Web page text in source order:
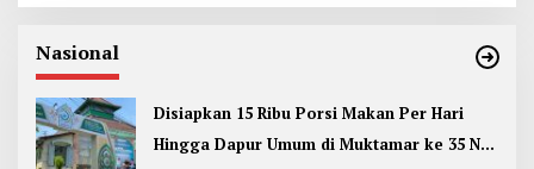
Nasional
Disiapkan 15 Ribu Porsi Makan Per Hari
Hingga Dapur Umum di Muktamar ke 35 NU